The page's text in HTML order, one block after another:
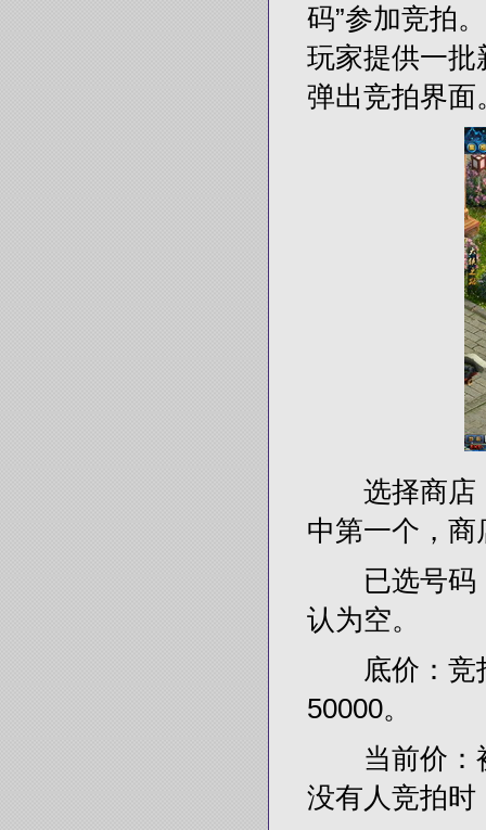
码”参加竞拍
玩家提供一批
弹出竞拍界面
选择商店：
中第一个，
已选号码：
认为空。
底价：竞拍
50000。
当前价：被
没有人竞拍时